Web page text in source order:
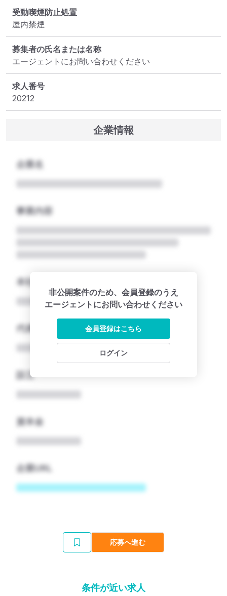
受動喫煙防止処置
屋内禁煙
募集者の氏名または名称
エージェントにお問い合わせください
求人番号
20212
企業情報
企業名
事業内容
本社所在地名
代表者
設立
資本金
企業URL
非公開案件のため、会員登録のうえ
エージェントにお問い合わせください
会員登録はこちら
ログイン
応募へ進む
条件が近い求人